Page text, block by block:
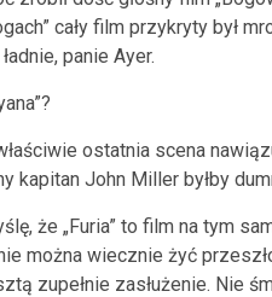
cały film przykryty był
panie Ayer.
ostatnia scena
kapitan John Miller byłby
że „Furia” to film na tym
można wiecznie żyć
zupełnie zasłużenie. Nie